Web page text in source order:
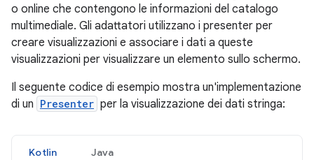
o online che contengono le informazioni del catalogo
multimediale. Gli adattatori utilizzano i presenter per
creare visualizzazioni e associare i dati a queste
visualizzazioni per visualizzare un elemento sullo schermo.
Il seguente codice di esempio mostra un'implementazione
di un Presenter per la visualizzazione dei dati stringa:
Kotlin Java